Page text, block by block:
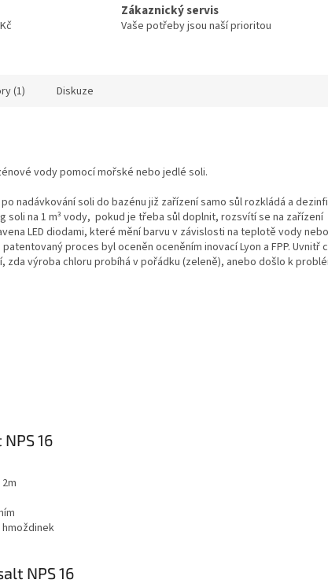
Zákaznický servis
Vaše potřeby jsou naší prioritou
(1) Diskuze
vody pomocí mořské nebo jedlé soli.
nadávkování soli do bazénu již zařízení samo sůl rozkládá a
soli na 1 m³ vody, pokud je třeba sůl doplnit, rozsvítí se na zařízení
LED diodami, které mění barvu v závislosti na teplotě vody nebo
proces byl oceněn oceněním inovací Lyon a FPP. Uvnitř
výroba chloru probíhá v pořádku (zeleně), anebo došlo k
kompresor
kovové pouzdro
výměník tepla
termostatu
soli
16
NPS 16